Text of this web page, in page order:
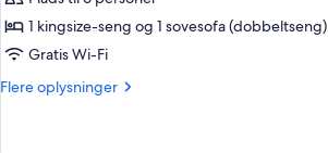
1
kingsize-
med
1 kingsize-seng og 1 sovesofa (dobbeltseng)
Gratis Wi-Fi
Flere oplysninger
Flere